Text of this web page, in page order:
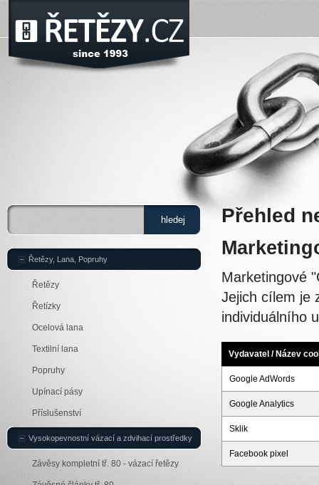
Přehled
Marketingové
Jejich cílem je
individuálního
Vydavatel / Název
Google AdWords
Google Analytics
Sklik
Facebook pixel
Řetězy, Lana, Popruhy
Řetězy
Řetízky
Ocelová lana
Textilní lana
Popruhy
Upínací pásy
Příslušenství
Vysokopevnostní vázací a zdvihací prostředky
Závěsy kompletní tř. 80 - vázací řetězy